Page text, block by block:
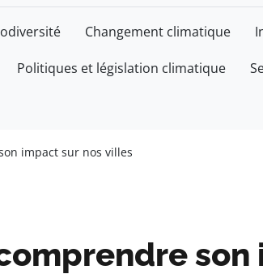
Changement climatique
Politiques et législation climatique
impact sur nos villes